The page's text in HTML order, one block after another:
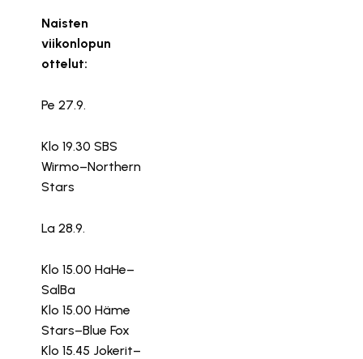
Naisten
viikonlopun
ottelut:
Pe 27.9.
Klo 19.30 SBS
Wirmo–Northern
Stars
La 28.9.
Klo 15.00 HaHe–
SalBa
Klo 15.00 Häme
Stars–Blue Fox
Klo 15.45 Jokerit–